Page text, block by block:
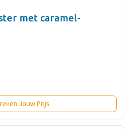
met caramel-
Jouw Prijs